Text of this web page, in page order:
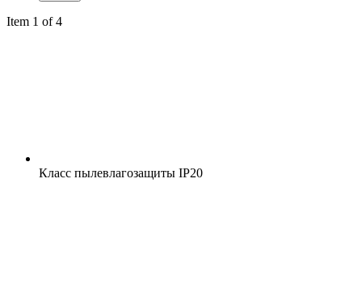
Item 1 of 4
Класс пылевлагозащиты IP20